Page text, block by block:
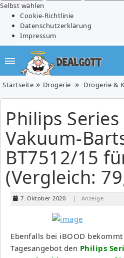
Selbst wählen
Cookie-Richtlinie
Datenschutzerklärung
Impressum
Startseite Drogerie Drogerie &
Philips
Vakuum-
BT7512/15
(Vergleich:
7. Oktober 2020 | Anzeige
Ebenfalls bei iBOOD
Tagesangebot den Philips